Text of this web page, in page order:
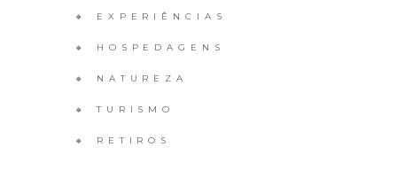
🔸 EXPERIÊNCIAS
🔸 HOSPEDAGENS
🔸 NATUREZA
🔸 TURISMO
🔸 RETIROS